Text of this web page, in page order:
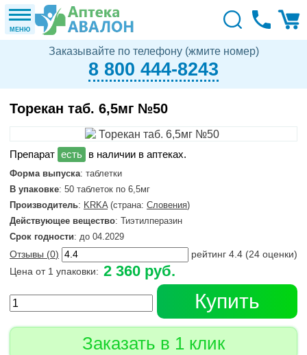
МЕНЮ
Заказывайте по телефону (жмите номер)
8 800 444-8243
Торекан таб. 6,5мг №50
в наличии в аптеках.
Форма выпуска: таблетки
В упаковке: 50 таблеток по 6,5мг
Производитель: KRKA(страна: Словения)
Действующее вещество: Тиэтилперазин
Срок годности: до 04.2029
Отзывы (0) рейтинг 4.4 (24 оценки)
Цена от 1 упаковки: 2 360 руб.
Купить
Заказать в 1 клик